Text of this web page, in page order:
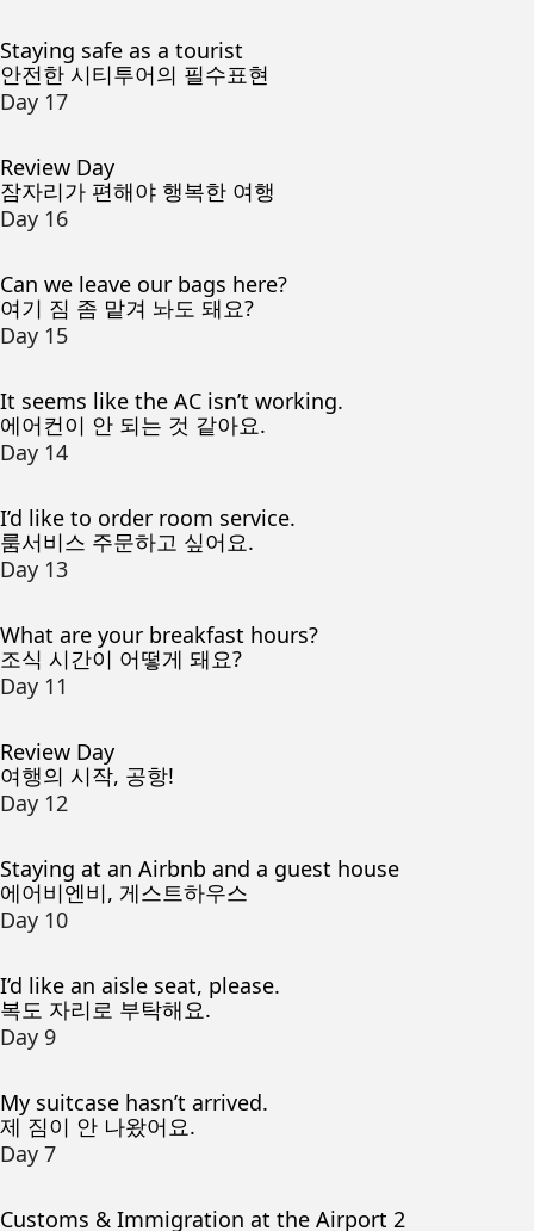
Staying safe as a tourist
안전한 시티투어의 필수표현
Day 17
Review Day
잠자리가 편해야 행복한 여행
Day 16
Can we leave our bags here?
여기 짐 좀 맡겨 놔도 돼요?
Day 15
It seems like the AC isn’t working.
에어컨이 안 되는 것 같아요.
Day 14
I’d like to order room service.
룸서비스 주문하고 싶어요.
Day 13
What are your breakfast hours?
조식 시간이 어떻게 돼요?
Day 11
Review Day
여행의 시작, 공항!
Day 12
Staying at an Airbnb and a guest house
에어비엔비, 게스트하우스
Day 10
I’d like an aisle seat, please.
복도 자리로 부탁해요.
Day 9
My suitcase hasn’t arrived.
제 짐이 안 나왔어요.
Day 7
Customs & Immigration at the Airport 2